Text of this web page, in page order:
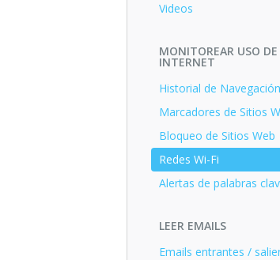
Videos
MONITOREAR USO DE
INTERNET
Historial de Navegación
Marcadores de Sitios
Bloqueo de Sitios Web
Redes Wi-Fi
Alertas de palabras
LEER EMAILS
Emails entrantes /